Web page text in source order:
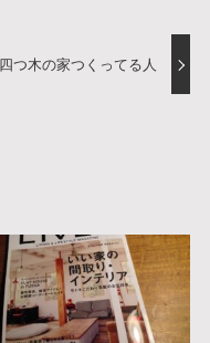
四つ木の家つくってる人